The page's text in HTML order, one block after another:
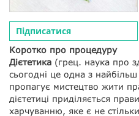
Підписатися
Коротко про процедуру
Дієтетика (грец. наука про
сьогодні це одна з
пропагує мистецтво жити
дієтетиці приділяється
харчуванню, яке є не